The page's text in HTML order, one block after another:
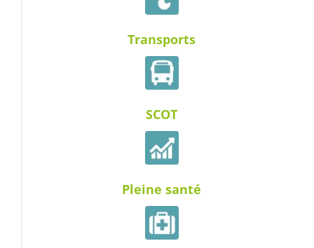
Transports
SCOT
Pleine santé